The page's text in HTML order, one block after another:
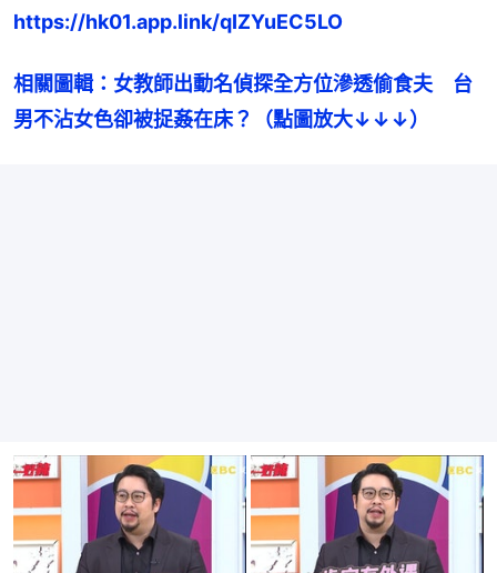
https://hk01.app.link/qIZYuEC5LO
相關圖輯：女教師出動名偵探全方位滲透偷食夫　台
男不沾女色卻被捉姦在床？（點圖放大↓↓↓）